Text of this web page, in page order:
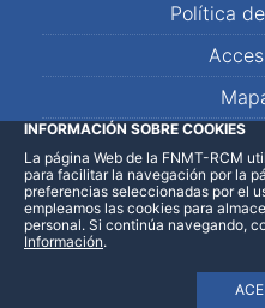
Política
LinkedInFacebook
INFORMACIÓN SOBRE COOKIES
La página Web de la FNMT-RCM
para facilitar la navegación por la
preferencias seleccionadas por el
empleamos las cookies para
personal. Si continúa navegando,
Información.